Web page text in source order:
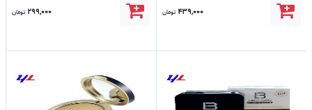
439,000 تومان 299,000 تومان